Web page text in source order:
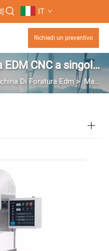
IT
Richiedi un preventivo
CNC a singolo
Di Foratura Edm >Macchina per foratura EDM CNC a singolo asse